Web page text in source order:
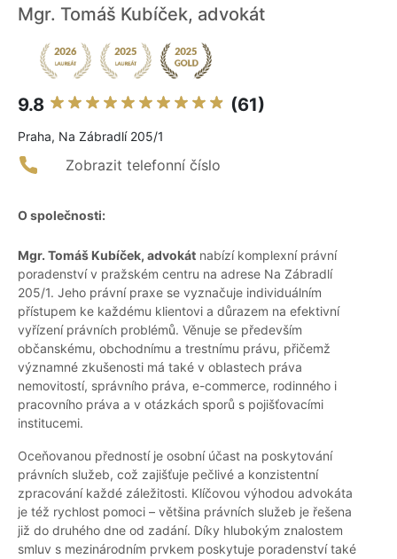
Mgr. Tomáš Kubíček, advokát
9.8 (61)
Praha, Na Zábradlí 205/1
Zobrazit telefonní číslo
O společnosti:
Mgr. Tomáš Kubíček, advokát nabízí komplexní právní
poradenství v pražském centru na adrese Na Zábradlí
205/1. Jeho právní praxe se vyznačuje individuálním
přístupem ke každému klientovi a důrazem na efektivní
vyřízení právních problémů. Věnuje se především
občanskému, obchodnímu a trestnímu právu, přičemž
významné zkušenosti má také v oblastech práva
nemovitostí, správního práva, e-commerce, rodinného i
pracovního práva a v otázkách sporů s pojišťovacími
institucemi.
Oceňovanou předností je osobní účast na poskytování
právních služeb, což zajišťuje pečlivé a konzistentní
zpracování každé záležitosti. Klíčovou výhodou advokáta
je též rychlost pomoci – většina právních služeb je řešena
již do druhého dne od zadání. Díky hlubokým znalostem
smluv s mezinárodním prvkem poskytuje poradenství také